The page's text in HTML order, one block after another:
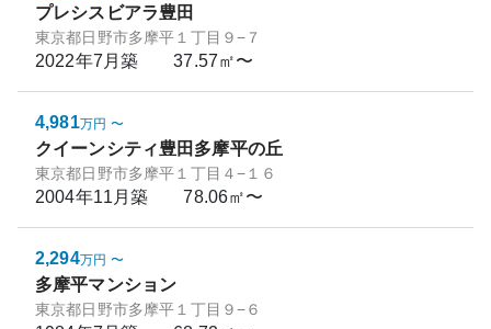
プレシスビアラ豊田
東京都日野市多摩平１丁目９−７
2022年7月築 37.57㎡〜
4,981万円 〜
クイーンシティ豊田多摩平の丘
東京都日野市多摩平１丁目４−１６
2004年11月築 78.06㎡〜
2,294万円 〜
多摩平マンション
東京都日野市多摩平１丁目９−６